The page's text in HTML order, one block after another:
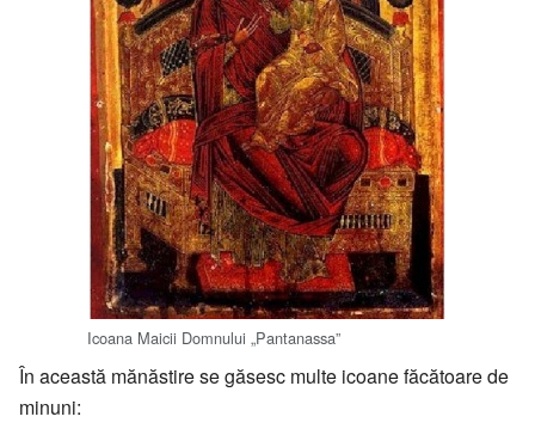
Icoana Maicii Domnului „Pantanassa”
În această mănăstire se găsesc multe icoane făcătoare de
minuni: